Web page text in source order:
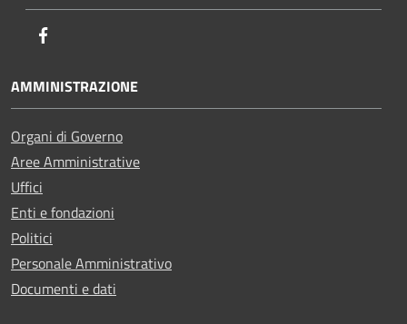
AMMINISTRAZIONE
Organi di Governo
Aree Amministrative
Uffici
Enti e fondazioni
Politici
Personale Amministrativo
Documenti e dati